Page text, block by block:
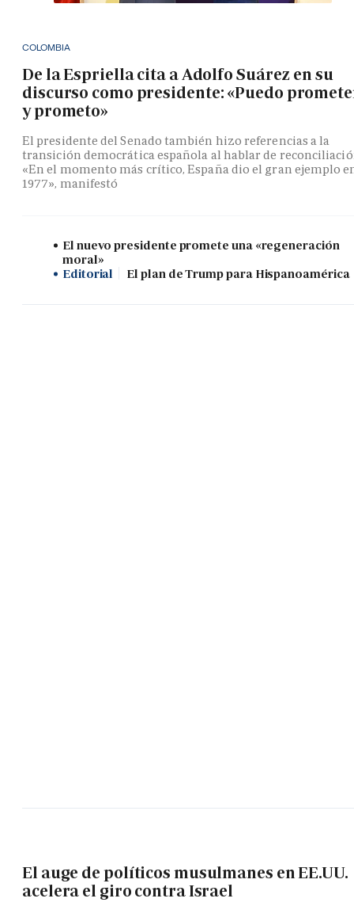
COLOMBIA
De la Espriella cita a Adolfo Suárez en su
discurso como presidente: «Puedo
y prometo»
El presidente del Senado también hizo referencias a la
transición democrática española al hablar de
«En el momento más crítico, España dio el gran ejemplo
1977», manifestó
El nuevo presidente promete una «regeneración
moral»
Editorial
El plan de Trump para Hispanoamérica
El auge de políticos musulmanes en EE.UU.
acelera el giro contra Israel